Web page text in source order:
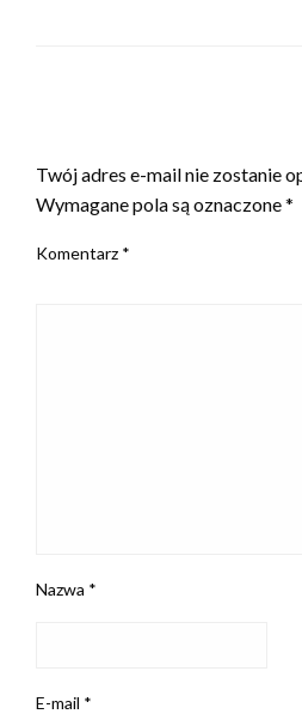
Twój adres e-mail nie zostanie
Wymagane pola są oznaczone*
Komentarz *
Nazwa *
E-mail *